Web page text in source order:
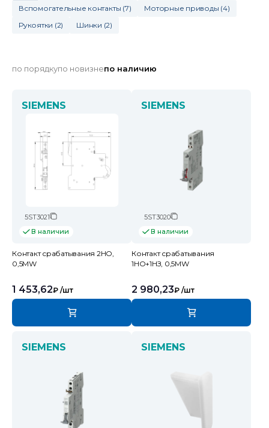
Вспомогательные контакты (7) Моторные приводы (4)
Рукоятки (2) Шинки (2)
по порядкупо новизнепо наличию
SIEMENS
5ST3021
В наличии
Контакт срабатывания 2НО,
0,5MW
1 453,62₽ /шт
SIEMENS
5ST3020
В наличии
Контакт срабатывания
1НО+1НЗ, 0,5MW
2 980,23₽ /шт
SIEMENS SIEMENS